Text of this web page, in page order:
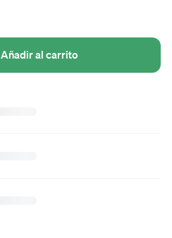
Añadir al carrito